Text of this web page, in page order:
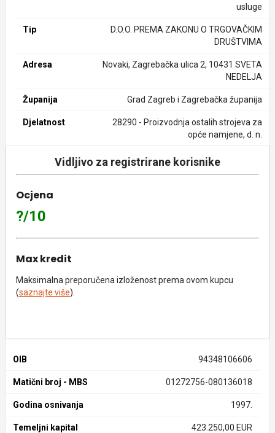
usluge
Tip
D.O.O. PREMA ZAKONU O TRGOVAČKIM
DRUŠTVIMA
Adresa
Novaki, Zagrebačka ulica 2, 10431 SVETA
NEDELJA
Županija Grad Zagreb i Zagrebačka županija
Djelatnost
28290 - Proizvodnja ostalih strojeva za
opće namjene, d. n.
Vidljivo za registrirane korisnike
Ocjena
?/10
Max kredit
Maksimalna preporučena izloženost prema ovom kupcu
(saznajte više).
OIB 94348106606
Matični broj - MBS 01272756-080136018
Godina osnivanja 1997.
Temeljni kapital 423.250,00 EUR